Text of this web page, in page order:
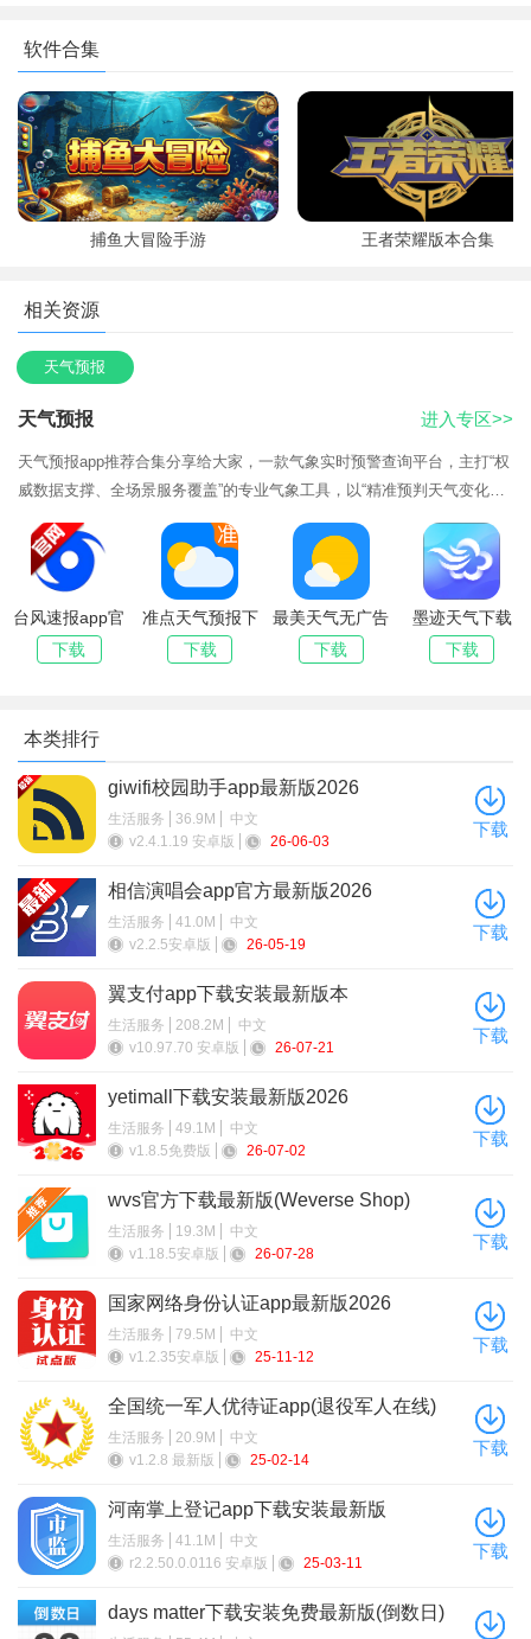
软件功能
1、提供分钟级、公里级气象预报，确保用户能够获取到最准
确的天气信息。
2、搭载智能化算法，准确定位，及时推送暴雨、台风、高
温、冰雹等天气预报信息。
内的出行和活动。
4、360小时逐小时预报，让用户随时掌握未来数小时的天气
户提供全方位的生活服务指南。
软件优势
1、界面精美：百万张城市美景、自然风光和女神萌宠背景
图，天气预报中的颜值担当；
2、操作方便：上下滑动的操作方式，可更快速更便捷的查看
国内外共计400000城市和地区；
4、天气雷达：分钟级降水量预报，准确预测未来2小时是否
下雨及降水量，从此再也不用纠结出门到底要不要带伞；
新版
软件合集
捕鱼大冒险手游 王者荣耀版本合集
相关资源
天气预报
天气预报
天气预报app推荐合集分享给大家，一款气象实时预警查询平台，主打“权
威数据支撑、全场景服务覆盖”的专业气象工具，以“精准预判天气变化、
科学助力生活决策”为核心目标，打破传统天气软件“预报粗糙、功能单
一、场
进入专区>>
台风速报app官
方正版下载
下载
准点天气预报下
载官方版
下载
最美天气无广告
版app官方手机
版
下载
墨迹天气下载
2026年最新版
免费
下载
本类排行
giwifi校园助手app最新版2026
生活服务 36.9M
中文
v2.4.1.19 安卓版
26-06-03
下载
相信演唱会app官方最新版2026
生活服务 41.0M
中文
v2.2.5安卓版
26-05-19
下载
翼支付app下载安装最新版本
生活服务 208.2M
中文
v10.97.70 安卓版
26-07-21
下载
yetimall下载安装最新版2026
生活服务 49.1M
中文
v1.8.5免费版
26-07-02
下载
wvs官方下载最新版(Weverse Shop)
生活服务 19.3M
中文
v1.18.5安卓版
26-07-28
下载
国家网络身份认证app最新版2026
生活服务 79.5M
中文
v1.2.35安卓版
25-11-12
下载
全国统一军人优待证app(退役军人在线)
下载
生活服务 20.9M
中文
v1.2.8 最新版
25-02-14
下载
河南掌上登记app下载安装最新版
生活服务 41.1M
中文
r2.2.50.0.0116 安卓版
25-03-11
下载
days matter下载安装免费最新版(倒数日)